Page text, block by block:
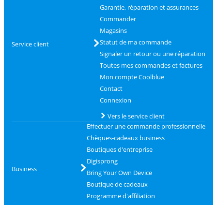
Service client
Garantie, réparation et assurances
Commander
Magasins
Statut de ma commande
Signaler un retour ou une réparation
Toutes mes commandes et factures
Mon compte Coolblue
Contact
Connexion
Vers le service client
Business
Effectuer une commande professionnelle
Chèques-cadeaux business
Boutiques d'entreprise
Digisprong
Bring Your Own Device
Boutique de cadeaux
Programme d'affiliation